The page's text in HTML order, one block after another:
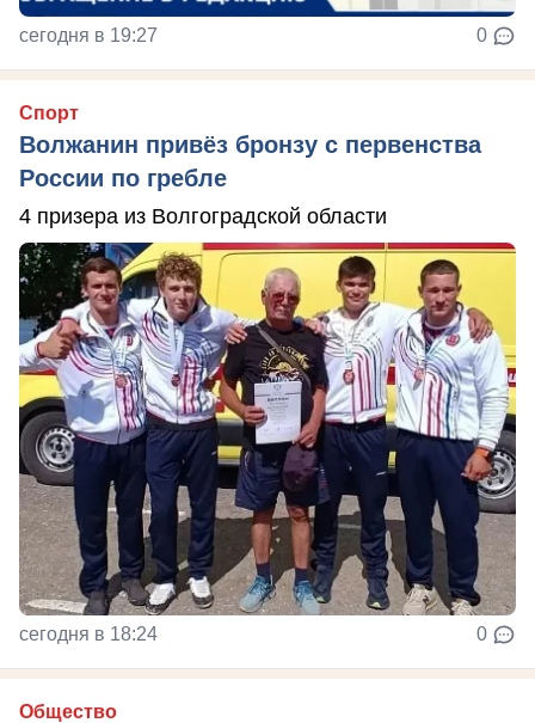
сегодня в 19:27 0
Спорт
Волжанин привёз бронзу с первенства
России по гребле
4 призера из Волгоградской области
сегодня в 18:24 0
Общество